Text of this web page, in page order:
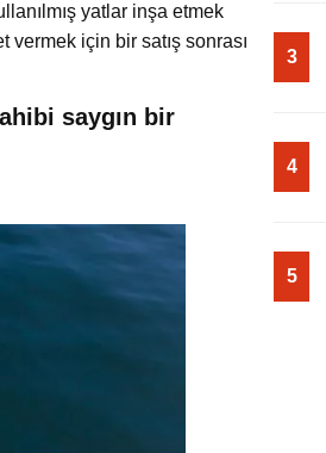
yatlar inşa etmek
vermek için bir satış sonrası
saygın bir
3
4
5